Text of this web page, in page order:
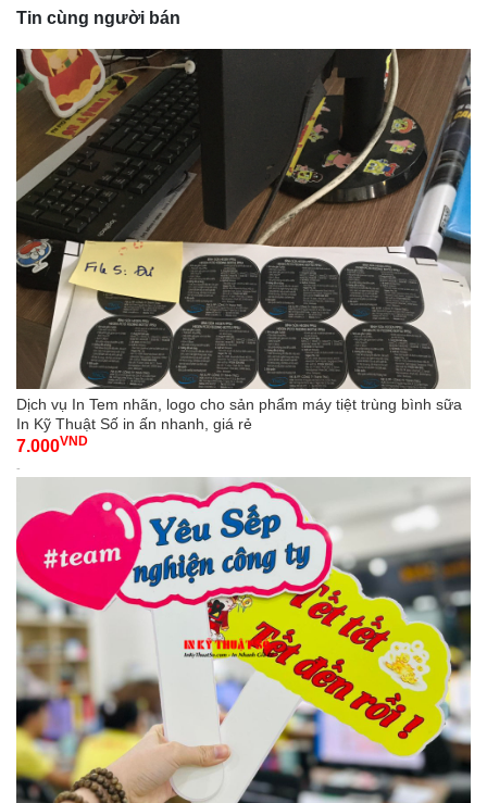
Tin cùng người bán
Dịch vụ In Tem nhãn, logo cho sản phẩm máy tiệt trùng bình sữa
In Kỹ Thuật Số in ấn nhanh, giá rẻ
7.000VND
-